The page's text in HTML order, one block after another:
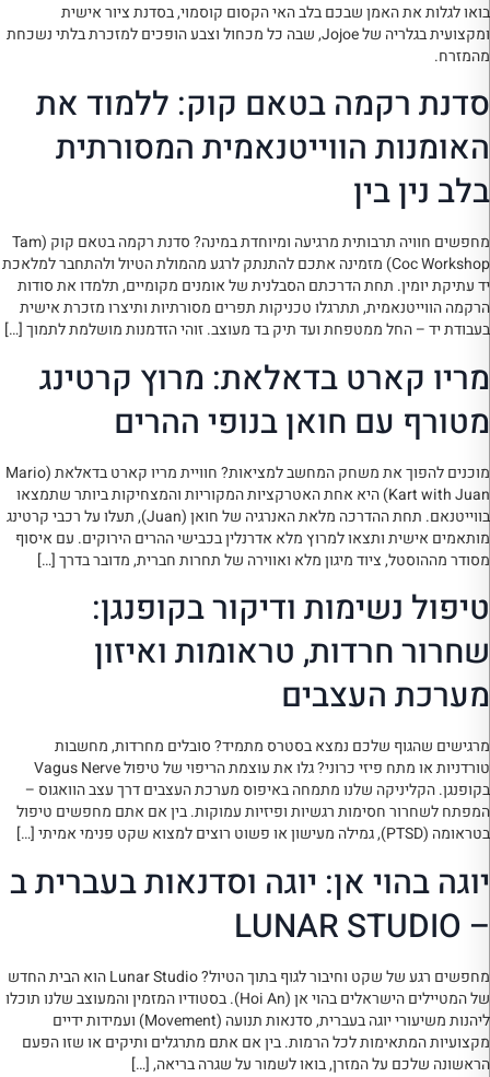
בואו לגלות את האמן שבכם בלב האי הקסום קוסמוי, בסדנת ציור אישית
ומקצועית בגלריה של Jojoe, שבה כל מכחול וצבע הופכים למזכרת בלתי נשכחת
מהמזרח.
סדנת רקמה בטאם קוק: ללמוד את
האומנות הווייטנאמית המסורתית
בלב נין בין
מחפשים חוויה תרבותית מרגיעה ומיוחדת במינה? סדנת רקמה בטאם קוק (Tam
Coc Workshop) מזמינה אתכם להתנתק לרגע מהמולת הטיול ולהתחבר למלאכת
יד עתיקת יומין. תחת הדרכתם הסבלנית של אומנים מקומיים, תלמדו את סודות
הרקמה הווייטנאמית, תתרגלו טכניקות תפרים מסורתיות ותיצרו מזכרת אישית
בעבודת יד – החל ממטפחת ועד תיק בד מעוצב. זוהי הזדמנות מושלמת לתמוך […]
מריו קארט בדאלאת: מרוץ קרטינג
מטורף עם חואן בנופי ההרים
מוכנים להפוך את משחק המחשב למציאות? חוויית מריו קארט בדאלאת (Mario
Kart with Juan) היא אחת האטרקציות המקוריות והמצחיקות ביותר שתמצאו
בווייטנאם. תחת ההדרכה מלאת האנרגיה של חואן (Juan), תעלו על רכבי קרטינג
מותאמים אישית ותצאו למרוץ מלא אדרנלין בכבישי ההרים הירוקים. עם איסוף
מסודר מההוסטל, ציוד מיגון מלא ואווירה של תחרות חברית, מדובר בדרך […]
טיפול נשימות ודיקור בקופנגן:
שחרור חרדות, טראומות ואיזון
מערכת העצבים
מרגישים שהגוף שלכם נמצא בסטרס מתמיד? סובלים מחרדות, מחשבות
טורדניות או מתח פיזי כרוני? גלו את עוצמת הריפוי של טיפול Vagus Nerve
בקופנגן. הקליניקה שלנו מתמחה באיפוס מערכת העצבים דרך עצב הוואגוס –
המפתח לשחרור חסימות רגשיות ופיזיות עמוקות. בין אם אתם מחפשים טיפול
בטראומה (PTSD), גמילה מעישון או פשוט רוצים למצוא שקט פנימי אמיתי […]
יוגה בהוי אן: יוגה וסדנאות בעברית ב
– LUNAR STUDIO
מחפשים רגע של שקט וחיבור לגוף בתוך הטיול? Lunar Studio הוא הבית החדש
של המטיילים הישראלים בהוי אן (Hoi An). בסטודיו המזמין והמעוצב שלנו תוכלו
ליהנות משיעורי יוגה בעברית, סדנאות תנועה (Movement) ועמידות ידיים
מקצועיות המתאימות לכל הרמות. בין אם אתם מתרגלים ותיקים או שזו הפעם
הראשונה שלכם על המזרן, בואו לשמור על שגרה בריאה, […]